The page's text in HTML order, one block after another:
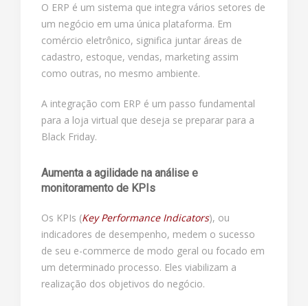
O ERP é um sistema que integra vários setores de
um negócio em uma única plataforma. Em
comércio eletrônico, significa juntar áreas de
cadastro, estoque, vendas, marketing assim
como outras, no mesmo ambiente.
A integração com ERP é um passo fundamental
para a loja virtual que deseja se preparar para a
Black Friday.
Aumenta a agilidade na análise e
monitoramento de KPIs
Os KPIs (Key Performance Indicators), ou
indicadores de desempenho, medem o sucesso
de seu e-commerce de modo geral ou focado em
um determinado processo. Eles viabilizam a
realização dos objetivos do negócio.